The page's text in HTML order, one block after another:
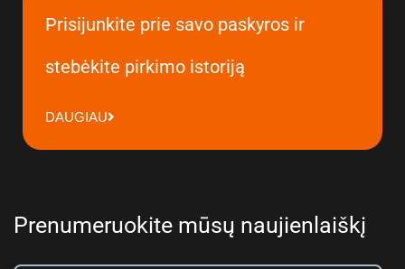
Prisijunkite prie savo paskyros ir
stebėkite pirkimo istoriją
DAUGIAU
Prenumeruokite mūsų naujienlaiškį